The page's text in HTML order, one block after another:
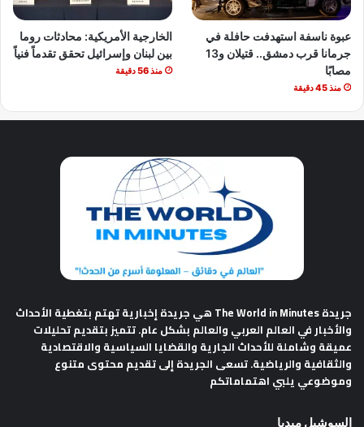
عبوة ناسفة استهدفت حافلة في
جرمانا قرب دمشق.. قتيلان و13
مصابًا
منذ 45 دقيقة
الخارجية الأمريكية: محادثات روما
بين لبنان وإسرائيل تحقق تقدماً فنياً
منذ 56 دقيقة
جريدة The World in Minutes
هي جريدة إخبارية تهتم بتغطية الأحداث
والأخبار في العالم العربي والعالم بشكل عام. تتميز بتقديم تحليلات
عميقة وشاملة للأحداث الجارية والقضايا السياسية والاقتصادية
والثقافية والرياضية. تسعى الجريدة إلى تقديم محتوى متنوع
وموضوعي يلبي اهتماماتكم
السوشيل ميديا